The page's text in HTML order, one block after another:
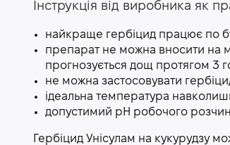
Інструкція від виробника як
найкраще гербіцид працює по
препарат не можна вносити на
прогнозується дощ протягом 3
не можна застосовувати
ідеальна температура
допустимий рН робочого
Гербіцид Унісулам на кукурудзу